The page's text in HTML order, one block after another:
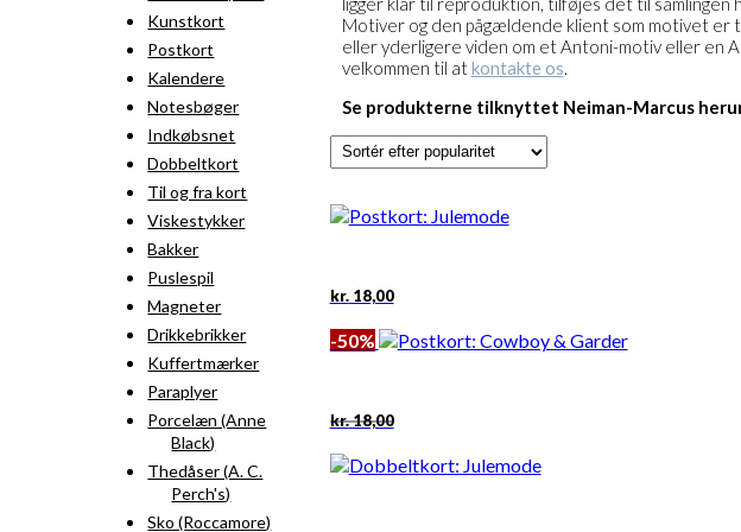
Motiver og den pågældende klient som motivet er
eller yderligere viden om et Antoni-motiv eller en
velkommen til atkontakte os.
Se produkterne tilknyttet Neiman-Marcus
kr.18,00
-50%
kr.18,00Den
pris
var:
Den
pris
er:
Kunstkort
Postkort
Kalendere
Notesbøger
Indkøbsnet
Dobbeltkort
Til og fra kort
Viskestykker
Bakker
Puslespil
Magneter
Drikkebrikker
Kuffertmærker
Paraplyer
Porcelæn (Anne
Black)
Thedåser (A. C.
Perch's)
Sko (Roccamore)